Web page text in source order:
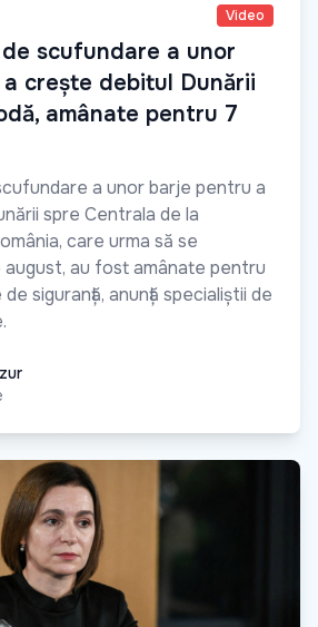
Video
scufundare a unor
crește debitul Dunării
amânate pentru 7
a unor barje pentru a
spre Centrala de la
care urma să se
au fost amânate pentru
siguranță, anunță specialiștii de